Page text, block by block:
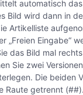
automatisch
Bild wird dann in
Artikelliste
„Freien Eingabe“
das Bild mal
Sie zwei
Die beiden
Raute getrennt (##).